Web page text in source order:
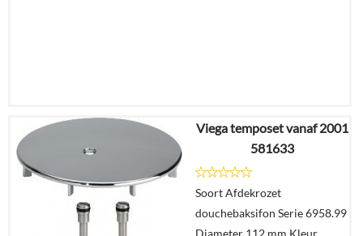
€10,35
Viega temposet vanaf 2001
581633
Soort Afdekrozet
douchebaksifon Serie 6958.99
Diameter 112 mm Kleur